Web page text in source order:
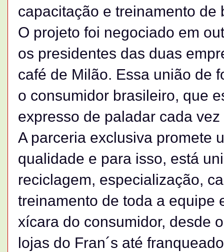
capacitação e treinamento de
O projeto foi negociado em
os presidentes das duas
café de Milão. Essa união de
o consumidor brasileiro, que
expresso de paladar cada
A parceria exclusiva promete
qualidade e para isso, está
reciclagem, especialização,
treinamento de toda a equipe
xícara do consumidor, desde
lojas do Fran´s até